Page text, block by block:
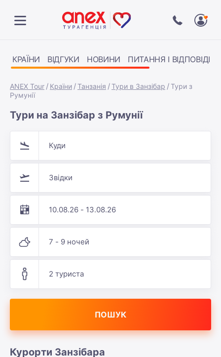
КРАЇНИ ВІДГУКИ НОВИНИ ПИТАННЯ І ВІДПОВІДІ
ANEX Tour Країни Танзанія Тури в Занзібар
Тури з
Румунії
Тури на Занзібар з Румунії
Куди
Звідки
10.08.26 - 13.08.26
7 - 9 ночей
2 туриста
ПОШУК
Курорти Занзібара